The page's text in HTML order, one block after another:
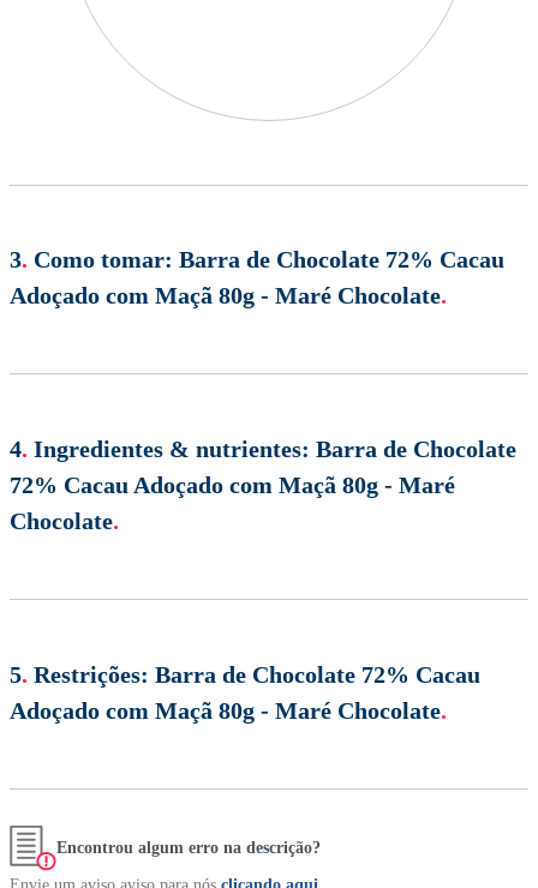
3. Como tomar: Barra de Chocolate 72% Cacau
Adoçado com Maçã 80g - Maré Chocolate.
4. Ingredientes & nutrientes: Barra de Chocolate
72% Cacau Adoçado com Maçã 80g - Maré
Chocolate.
5. Restrições: Barra de Chocolate 72% Cacau
Adoçado com Maçã 80g - Maré Chocolate.
Encontrou algum erro na descrição?